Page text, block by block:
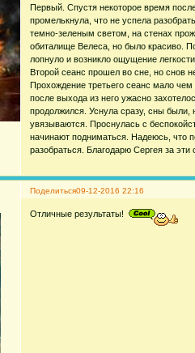
Первый. Спустя некоторое время
промелькнула, что не успела
темно-зеленым светом, на стенах
обиталище Велеса, но было красиво.
лопнуло и возникло ощущение
Второй сеанс прошел во сне, но снов
Прохождение третьего сеанс мало
после выхода из него ужасно
продолжился. Уснула сразу, сны были,
увязываются. Проснулась с
начинают подниматься. Надеюсь, что
разобраться. Благодарю Сергея за эти
Поделиться09-12-2016 22:16
Отличные результаты!